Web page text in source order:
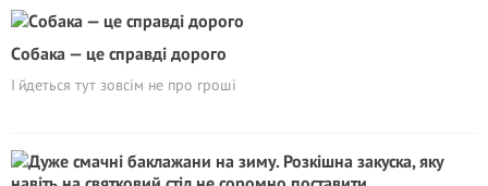
Cобака — це справді дорого
І йдеться тут зовсім не про гроші